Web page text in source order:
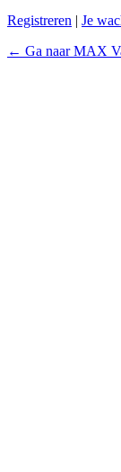
Registreren | Je
← Ga naar MAX